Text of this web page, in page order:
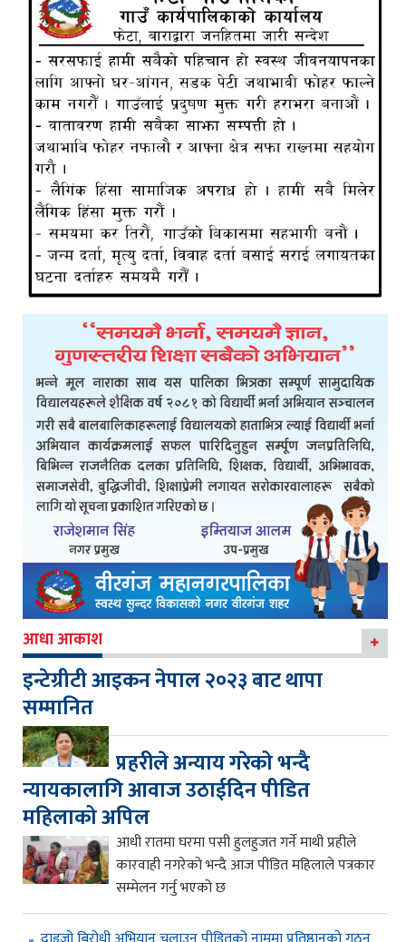
आधा आकाश
इन्टेग्रीटी आइकन नेपाल २०२३ बाट थापा
सम्मानित
प्रहरीले अन्याय गरेको भन्दै
न्यायकालागि आवाज उठाईदिन पीडित
महिलाको अपिल
आधी रातमा घरमा पसी हुलहुजत गर्ने माथी प्रहीले
कारवाही नगरेको भन्दै आज पीडित महिलाले पत्रकार
सम्मेलन गर्नु भएको छ